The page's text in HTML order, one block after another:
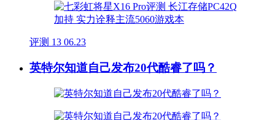
评测 13 06.23
英特尔知道自己发布20代酷睿了吗？